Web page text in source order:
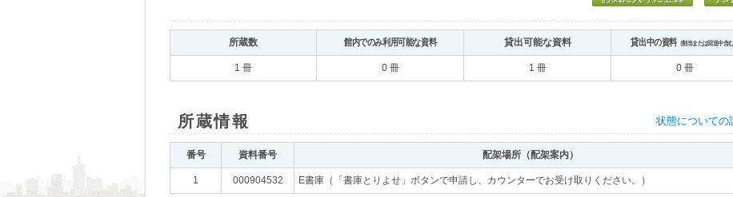
所蔵数 館内でのみ利用可能な資料 貸出可能な資料 貸出中の資料（割当または回送中含む
1 冊 0 冊 1 冊 0 冊
所蔵情報 状態についての
番号 資料番号 配架場所（配架案内）
1 000904532 E書庫（「書庫とりよせ」ボタンで申請し、カウンターでお受け取りください。）